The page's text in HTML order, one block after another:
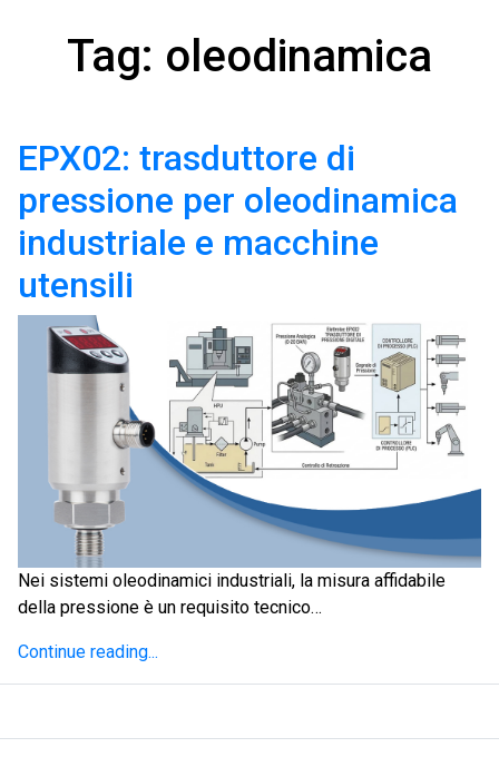
Tag: oleodinamica
EPX02: trasduttore di
pressione per oleodinamica
industriale e macchine
utensili
Nei sistemi oleodinamici industriali, la misura affidabile
della pressione è un requisito tecnico…
Continue reading...